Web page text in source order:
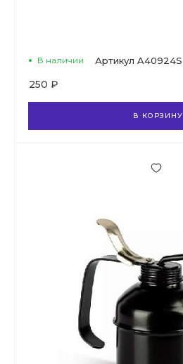
В наличии Артикул A40924S
250 ₽
В КОРЗИНУ